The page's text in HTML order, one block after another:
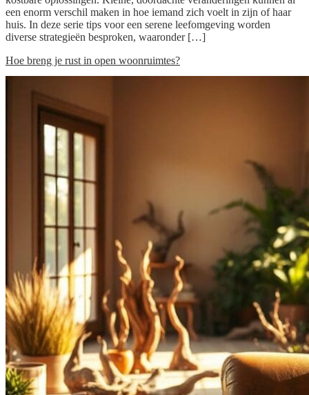
een enorm verschil maken in hoe iemand zich voelt in zijn of haar
huis. In deze serie tips voor een serene leefomgeving worden
diverse strategieën besproken, waaronder […]
Hoe breng je rust in open woonruimtes?